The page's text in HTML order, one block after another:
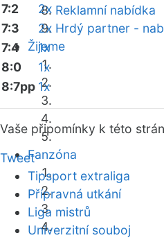
Reklamní nabídka
Hrdý partner -
Žijeme
Fanzóna
7:2
2x
7:3
2x
7:4
1x
8:0
1x
8:7pp 1x
Vaše připomínky k této
Tweet
Tipsport extraliga
Přípravná utkání
Liga mistrů
Univerzitní souboj